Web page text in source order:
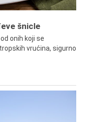
šnicle
onih koji se
vrućina, sigurno